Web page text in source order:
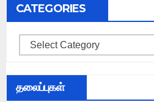
CATEGORIES
Categories
தலைப்புகள்